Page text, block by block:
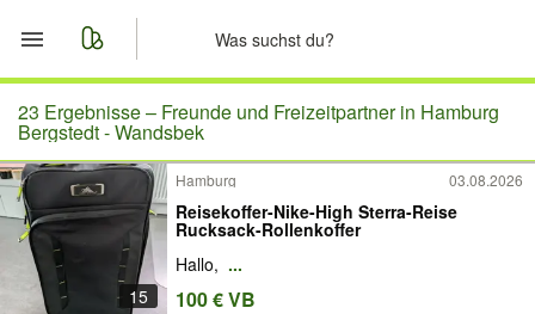
Start
Merkliste
Nachrichten
Anzeige aufgeben
23 Ergebnisse – Freunde und Freizeitpartner in Hamburg
Bergstedt - Wandsbek
15
Hamburg 03.08.2026
Reisekoffer-Nike-High Sterra-Reise
Rucksack-Rollenkoffer
Hallo, ...
100 € VB